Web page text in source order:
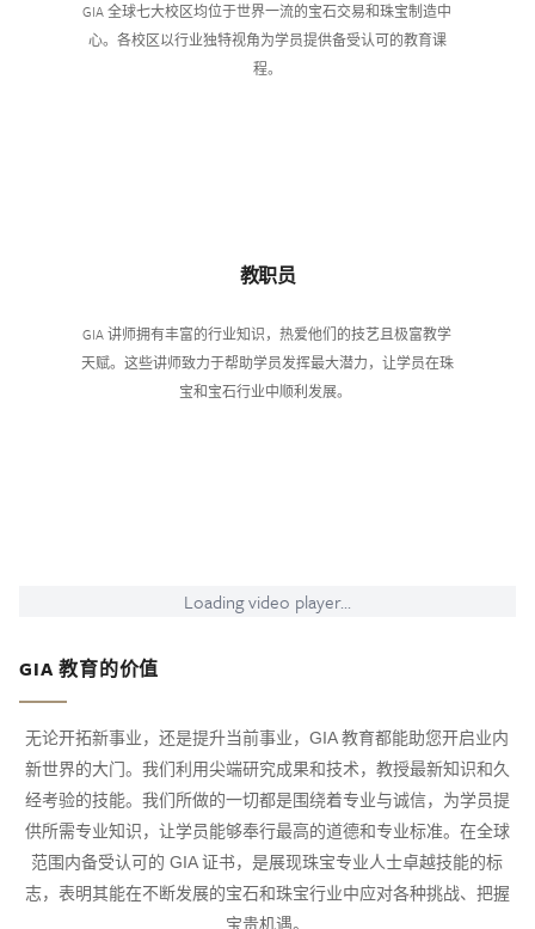
GIA 全球七大校区均位于世界一流的宝石交易和珠宝制造中
心。各校区以行业独特视角为学员提供备受认可的教育课
程。
教职员
GIA 讲师拥有丰富的行业知识，热爱他们的技艺且极富教学
天赋。这些讲师致力于帮助学员发挥最大潜力，让学员在珠
宝和宝石行业中顺利发展。
Loading video player...
GIA 教育的价值
无论开拓新事业，还是提升当前事业，GIA 教育都能助您开启业内
新世界的大门。我们利用尖端研究成果和技术，教授最新知识和久
经考验的技能。我们所做的一切都是围绕着专业与诚信，为学员提
供所需专业知识，让学员能够奉行最高的道德和专业标准。在全球
范围内备受认可的 GIA 证书，是展现珠宝专业人士卓越技能的标
志，表明其能在不断发展的宝石和珠宝行业中应对各种挑战、把握
宝贵机遇。